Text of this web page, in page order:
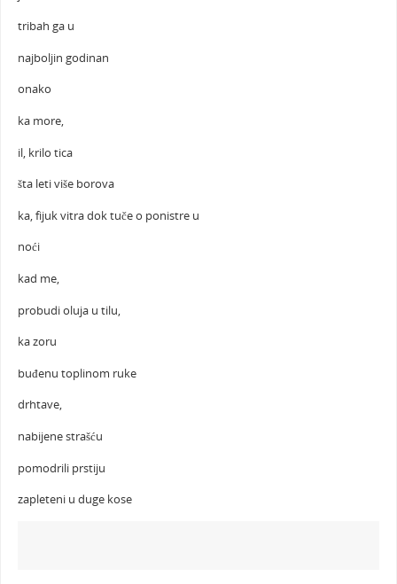
tribah ga u
najboljin godinan
onako
ka more,
il, krilo tica
šta leti više borova
ka, fijuk vitra dok tuče o ponistre u
noći
kad me,
probudi oluja u tilu,
ka zoru
buđenu toplinom ruke
drhtave,
nabijene strašću
pomodrili prstiju
zapleteni u duge kose